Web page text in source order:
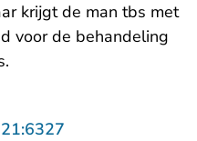
krijgt de man tbs met
voor de behandeling